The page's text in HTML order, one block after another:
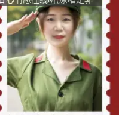
)，春暖花开演唱点播:53